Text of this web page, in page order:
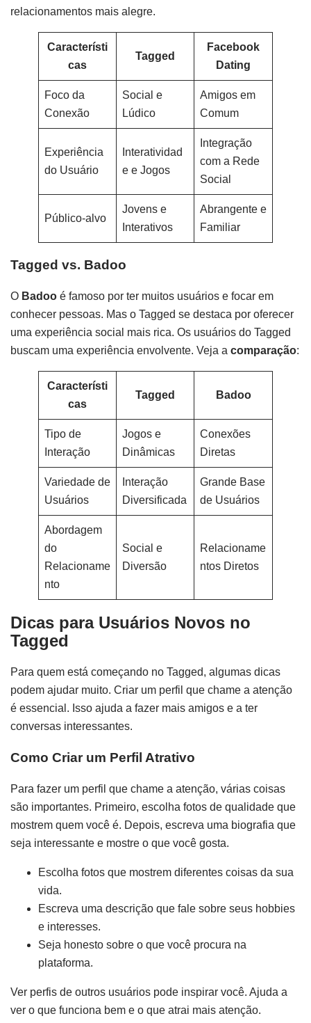
relacionamentos mais alegre.
Característi
cas
Tagged
Facebook
Dating
Foco da
Conexão
Social e
Lúdico
Amigos em
Comum
Experiência
do Usuário
Interatividad
e e Jogos
Integração
com a Rede
Social
Público-alvo
Jovens e
Interativos
Abrangente e
Familiar
Tagged vs. Badoo
O Badoo é famoso por ter muitos usuários e focar em
conhecer pessoas. Mas o Tagged se destaca por oferecer
uma experiência social mais rica. Os usuários do Tagged
buscam uma experiência envolvente. Veja a comparação:
Característi
cas
Tagged Badoo
Tipo de
Interação
Jogos e
Dinâmicas
Conexões
Diretas
Variedade de
Usuários
Interação
Diversificada
Grande Base
de Usuários
Abordagem
do
Relacioname
nto
Social e
Diversão
Relacioname
ntos Diretos
Dicas para Usuários Novos no
Tagged
Para quem está começando no Tagged, algumas dicas
podem ajudar muito. Criar um perfil que chame a atenção
é essencial. Isso ajuda a fazer mais amigos e a ter
conversas interessantes.
Como Criar um Perfil Atrativo
Para fazer um perfil que chame a atenção, várias coisas
são importantes. Primeiro, escolha fotos de qualidade que
mostrem quem você é. Depois, escreva uma biografia que
seja interessante e mostre o que você gosta.
Escolha fotos que mostrem diferentes coisas da sua
vida.
Escreva uma descrição que fale sobre seus hobbies
e interesses.
Seja honesto sobre o que você procura na
plataforma.
Ver perfis de outros usuários pode inspirar você. Ajuda a
ver o que funciona bem e o que atrai mais atenção.